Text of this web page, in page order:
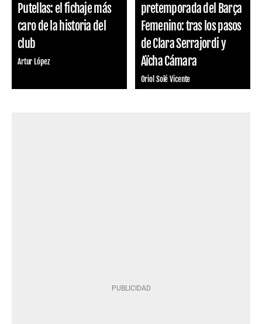
Putellas: el fichaje más
caro de la historia del
club
Artur López
pretemporada del Barça
Femenino: tras los pasos
de Clara Serrajordi y
Aïcha Cámara
Oriol Solé Vicente